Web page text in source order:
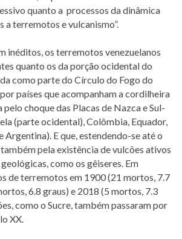
quanto a processos da dinâmica
a terremotos e vulcanismo”.
inéditos, os terremotos venezuelanos
quanto os da porção ocidental do
como parte do Círculo do Fogo do
países que acompanham a cordilheira
choque das Placas de Nazca e Sul-
(parte ocidental), Colômbia, Equador,
Argentina). E que, estendendo-se até o
pela existência de vulcões ativos
como os gêiseres. Em
de terremotos em 1900 (21 mortos, 7.7
6.8 graus) e 2018 (5 mortos, 7.3
como o Sucre, também passaram por
XX.